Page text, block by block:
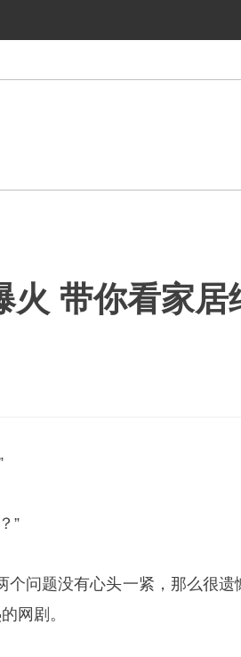
火 带你看家
”
个问题没有心头一紧，那么很
网剧。